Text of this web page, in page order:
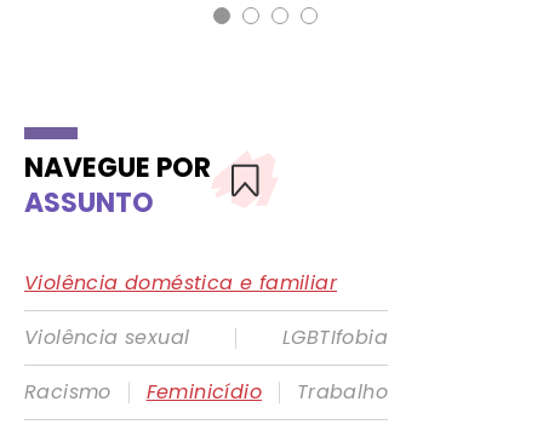
NAVEGUE POR
ASSUNTO
Violência doméstica e familiar
Violência sexual
|
LGBTIfobia
Racismo
| Feminicídio |
Trabalho